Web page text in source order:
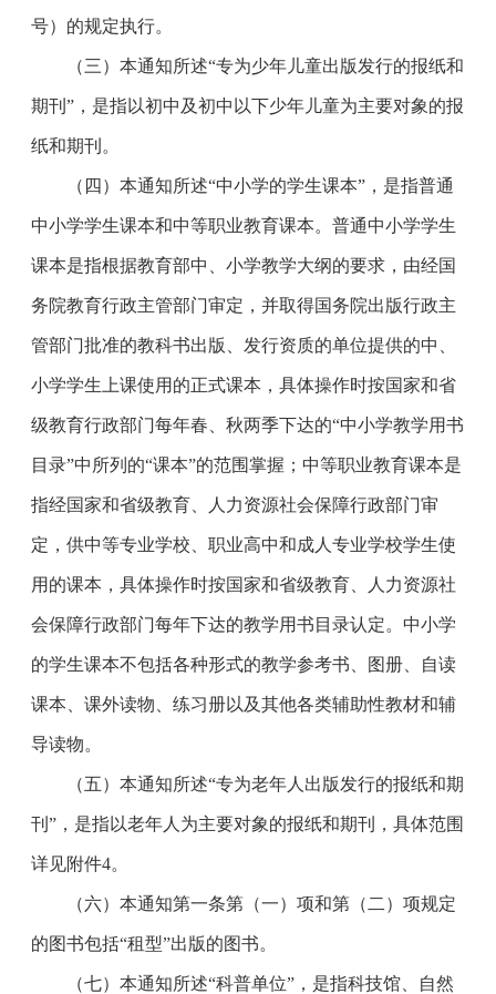
号）的规定执行。
（三）本通知所述“专为少年儿童出版发行的报纸和
期刊”，是指以初中及初中以下少年儿童为主要对象的报
纸和期刊。
（四）本通知所述“中小学的学生课本”，是指普通
中小学学生课本和中等职业教育课本。普通中小学学生
课本是指根据教育部中、小学教学大纲的要求，由经国
务院教育行政主管部门审定，并取得国务院出版行政主
管部门批准的教科书出版、发行资质的单位提供的中、
小学学生上课使用的正式课本，具体操作时按国家和省
级教育行政部门每年春、秋两季下达的“中小学教学用书
目录”中所列的“课本”的范围掌握；中等职业教育课本是
指经国家和省级教育、人力资源社会保障行政部门审
定，供中等专业学校、职业高中和成人专业学校学生使
用的课本，具体操作时按国家和省级教育、人力资源社
会保障行政部门每年下达的教学用书目录认定。中小学
的学生课本不包括各种形式的教学参考书、图册、自读
课本、课外读物、练习册以及其他各类辅助性教材和辅
导读物。
（五）本通知所述“专为老年人出版发行的报纸和期
刊”，是指以老年人为主要对象的报纸和期刊，具体范围
详见附件4。
（六）本通知第一条第（一）项和第（二）项规定
的图书包括“租型”出版的图书。
（七）本通知所述“科普单位”，是指科技馆、自然